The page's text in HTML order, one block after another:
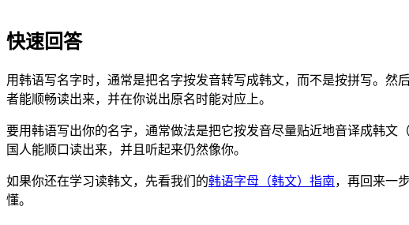
快速回答
用韩语写名字时，通常是把名字按发音转写成韩文，而不是按拼写。
者能顺畅读出来，并在你说出原名时能对应上。
要用韩语写出你的名字，通常做法是把它按发音尽量贴近地音译成韩文
国人能顺口读出来，并且听起来仍然像你。
如果你还在学习读韩文，先看我们的韩语字母（韩文）指南，再回来一
懂。